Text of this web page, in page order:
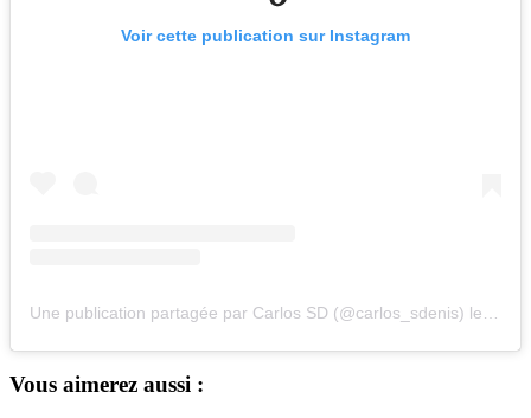
Voir cette publication sur Instagram
Une publication partagée par Carlos SD (@carlos_sdenis) le
Vous aimerez aussi :